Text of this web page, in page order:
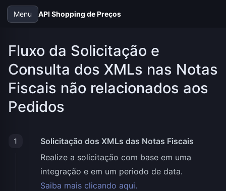
Menu API Shopping de Preços
Fluxo da Solicitação e
Consulta dos XMLs nas Notas
Fiscais não relacionados aos
Pedidos
1
Solicitação dos XMLs das Notas Fiscais
Realize a solicitação com base em uma
integração e em um periodo de data.
Saiba mais clicando aqui.